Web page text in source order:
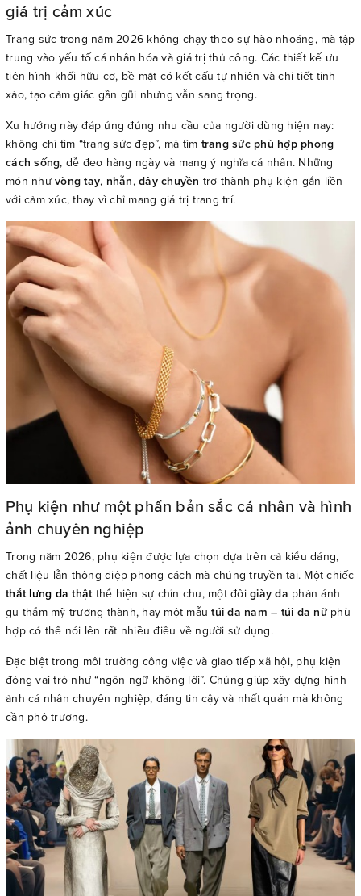
giá trị cảm xúc
Trang sức trong năm 2026 không chạy theo sự hào nhoáng, mà tập
trung vào yếu tố cá nhân hóa và giá trị thủ công. Các thiết kế ưu
tiên hình khối hữu cơ, bề mặt có kết cấu tự nhiên và chi tiết tinh
xảo, tạo cảm giác gần gũi nhưng vẫn sang trọng.
Xu hướng này đáp ứng đúng nhu cầu của người dùng hiện nay:
không chỉ tìm “trang sức đẹp”, mà tìm trang sức phù hợp phong
cách sống, dễ đeo hàng ngày và mang ý nghĩa cá nhân. Những
món như vòng tay, nhẫn, dây chuyền trở thành phụ kiện gắn liền
với cảm xúc, thay vì chỉ mang giá trị trang trí.
Phụ kiện như một phần bản sắc cá nhân và hình
ảnh chuyên nghiệp
Trong năm 2026, phụ kiện được lựa chọn dựa trên cả kiểu dáng,
chất liệu lẫn thông điệp phong cách mà chúng truyền tải. Một chiếc
thắt lưng da thậtthể hiện sự chỉn chu, một đôi giày da phản ánh
gu thẩm mỹ trưởng thành, hay một mẫutúi da nam – túi da nữphù
hợp có thể nói lên rất nhiều điều về người sử dụng.
Đặc biệt trong môi trường công việc và giao tiếp xã hội, phụ kiện
đóng vai trò như “ngôn ngữ không lời”. Chúng giúp xây dựng hình
ảnh cá nhân chuyên nghiệp, đáng tin cậy và nhất quán mà không
cần phô trương.